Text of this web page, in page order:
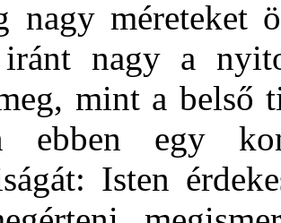
nagy
nagy a
mint a belső
ebben egy
Isten